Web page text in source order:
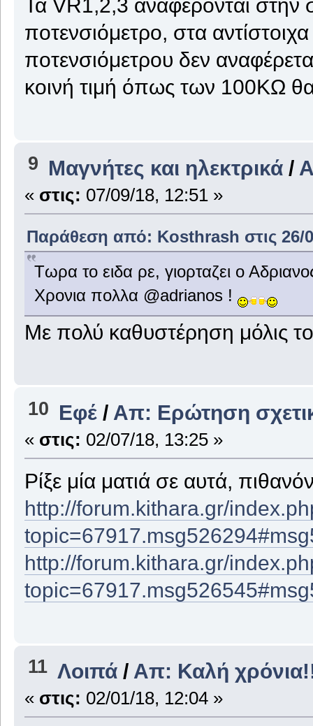
Τα VR1,2,3 αναφέρονται στην
ποτενσιόμετρο, στα
ποτενσιόμετρου δεν
κοινή τιμή όπως των 100ΚΩ θα
9 Μαγνήτες και ηλεκτρικά /
« στις: 07/09/18, 12:51 »
Παράθεση από: Kosthrash στις 26/
Τωρα το ειδα ρε, γιορταζει ο
Χρονια πολλα @adrianos !
Με πολύ καθυστέρηση μόλις
10 Εφέ / Απ: Ερώτηση
« στις: 02/07/18, 13:25 »
Ρίξε μία ματιά σε αυτά,
http://forum.kithara.gr/
http://forum.kithara.gr/
11 Λοιπά / Απ: Καλή
« στις: 02/01/18, 12:04 »